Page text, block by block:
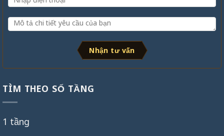
Nhận tư vấn
TÌM THEO SỐ TẦNG
1 tầng